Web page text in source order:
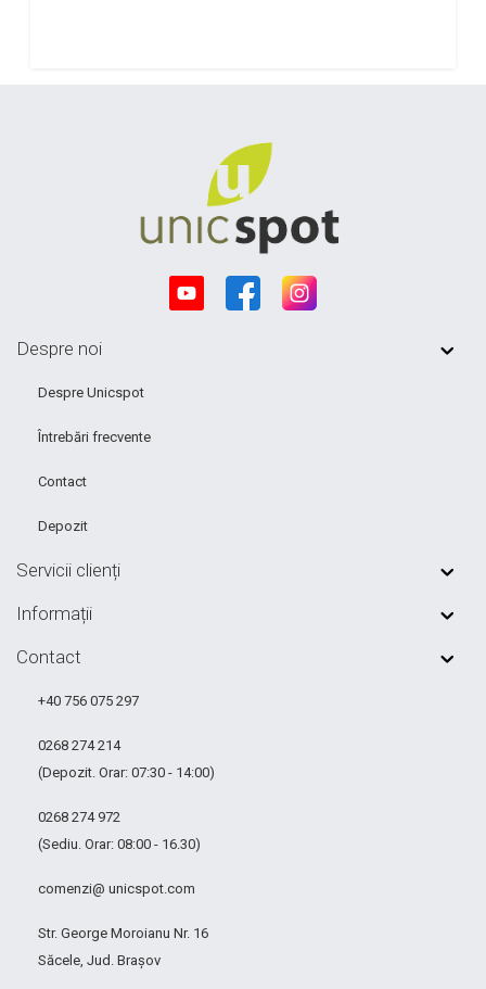
Despre noi
Despre Unicspot
Întrebări frecvente
Contact
Depozit
Servicii clienți
Informații
Contact
+40 756 075 297
0268 274 214
(Depozit. Orar: 07:30 - 14:00)
0268 274 972
(Sediu. Orar: 08:00 - 16.30)
comenzi@ unicspot.com
Str. George Moroianu Nr. 16
Săcele, Jud. Brașov